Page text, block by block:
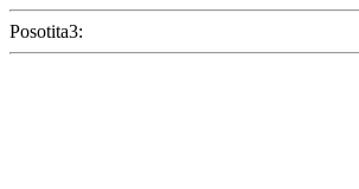
Posotita3: